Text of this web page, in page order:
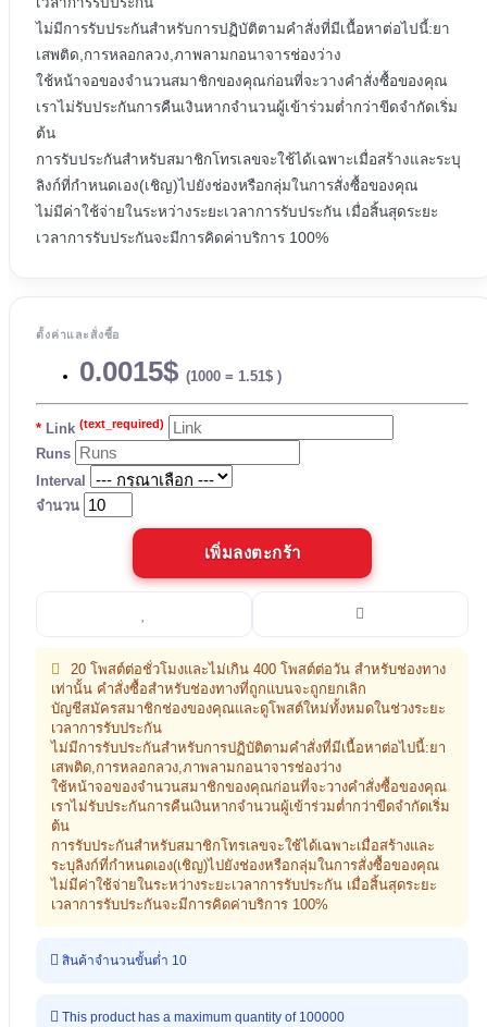
ไม่มีการรับประกันสำหรับการปฏิบัติตามคำสั่งที่มีเนื้อหาต่อไปนี้:ยา
เสพติด,การหลอกลวง,ภาพลามกอนาจารช่องว่าง
ใช้หน้าจอของจำนวนสมาชิกของคุณก่อนที่จะวางคำสั่งซื้อของคุณ
เราไม่รับประกันการคืนเงินหากจำนวนผู้เข้าร่วมต่ำกว่าขีดจำกัดเริ่ม
ต้น
การรับประกันสำหรับสมาชิกโทรเลขจะใช้ได้เฉพาะเมื่อสร้างและระบุ
ลิงก์ที่กำหนดเอง(เชิญ)ไปยังช่องหรือกลุ่มในการสั่งซื้อของคุณ
ไม่มีค่าใช้จ่ายในระหว่างระยะเวลาการรับประกัน เมื่อสิ้นสุดระยะ
เวลาการรับประกันจะมีการคิดค่าบริการ 100%
ตั้งค่าและสั่งซื้อ
0.0015$ (1000 = 1.51$ )
Link (text_required)
Runs
Interval
จำนวน
เพิ่มลงตะกร้า
20 โพสต์ต่อชั่วโมงและไม่เกิน 400 โพสต์ต่อวัน สำหรับช่องทาง
เท่านั้น คำสั่งซื้อสำหรับช่องทางที่ถูกแบนจะถูกยกเลิก
บัญชีสมัครสมาชิกช่องของคุณและดูโพสต์ใหม่ทั้งหมดในช่วงระยะ
เวลาการรับประกัน
ไม่มีการรับประกันสำหรับการปฏิบัติตามคำสั่งที่มีเนื้อหาต่อไปนี้:ยา
เสพติด,การหลอกลวง,ภาพลามกอนาจารช่องว่าง
ใช้หน้าจอของจำนวนสมาชิกของคุณก่อนที่จะวางคำสั่งซื้อของคุณ
เราไม่รับประกันการคืนเงินหากจำนวนผู้เข้าร่วมต่ำกว่าขีดจำกัดเริ่ม
ต้น
การรับประกันสำหรับสมาชิกโทรเลขจะใช้ได้เฉพาะเมื่อสร้างและ
ระบุลิงก์ที่กำหนดเอง(เชิญ)ไปยังช่องหรือกลุ่มในการสั่งซื้อของคุณ
ไม่มีค่าใช้จ่ายในระหว่างระยะเวลาการรับประกัน เมื่อสิ้นสุดระยะ
เวลาการรับประกันจะมีการคิดค่าบริการ 100%
สินค้าจำนวนขั้นต่ำ 10
This product has a maximum quantity of 100000